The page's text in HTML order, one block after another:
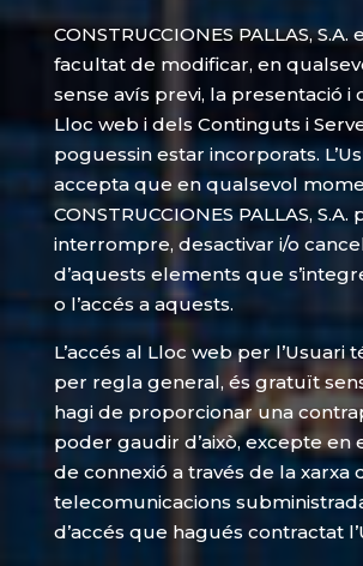
CONSTRUCCIONES PALLAS,
facultat de modificar, en
sense avís previ, la presentació i
Lloc web i dels Continguts i
poguessin estar incorporats.
accepta que en qualsevol
CONSTRUCCIONES PALLAS, S.A.
interrompre, desactivar i/o
d’aquests elements que
o l’accés a aquests.
L’accés al Lloc web per l’Usuari
per regla general, és gratuït
hagi de proporcionar una
poder gaudir d’això, excepte en
de connexió a través de la xarxa
telecomunicacions
d’accés que hagués contractat